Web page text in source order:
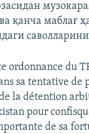
қанча маблағ
ordonnance du
sa tentative
la détention
pour
de sa